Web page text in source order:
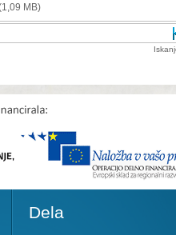
MB)
Dela